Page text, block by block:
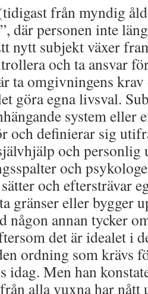
från myndig
där personen inte
nytt subjekt växer
och ta ansvar
ta omgivningens
göra egna livsval.
system eller
och definierar sig
och personlig
och
och eftersträvar
gränser eller bygger
någon annan tycker
det är idealet i
ordning som krävs
idag. Men han
alla vuxna har